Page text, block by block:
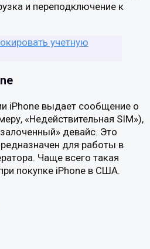
и переподключение к
учетную
iPhone выдает сообщение о
«Недействительная SIM»),
девайс. Это
для работы в
Чаще всего такая
покупке iPhone в США.